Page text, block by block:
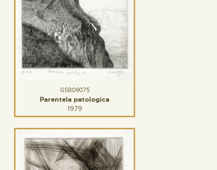
GSB09075
Parentela patologica
1979